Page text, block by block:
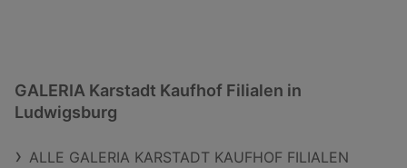
GALERIA Karstadt Kaufhof Filialen in
Ludwigsburg
ALLE GALERIA KARSTADT KAUFHOF FILIALEN